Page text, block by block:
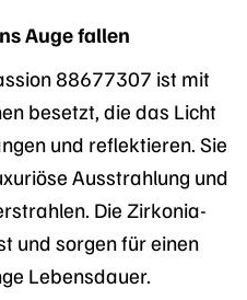
Auge fallen
88677307 ist mit
besetzt, die das Licht
und reflektieren. Sie
Ausstrahlung und
Die Zirkonia-
und sorgen für einen
Lebensdauer.